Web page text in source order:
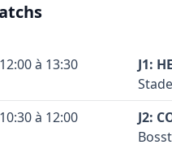
12:00 à 13:30
J1:
10:30 à 12:00
J2: